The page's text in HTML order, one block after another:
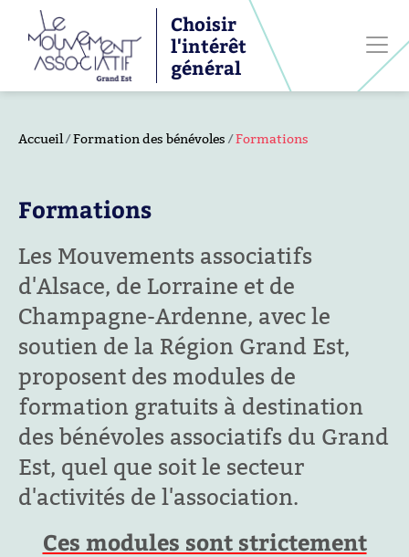
Choisir
l'intérêt
général
Accueil Formation des bénévoles Formations
Formations
Les Mouvements associatifs
d'Alsace, de Lorraine et de
Champagne-Ardenne, avec le
soutien de la Région Grand Est,
proposent des modules de
formation gratuits à destination
des bénévoles associatifs du Grand
Est, quel que soit le secteur
d'activités de l'association.
Ces modules sont strictement